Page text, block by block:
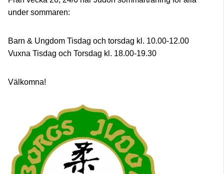
under sommaren:
Barn & Ungdom Tisdag och torsdag kl. 10.00-12.00
Vuxna Tisdag och Torsdag kl. 18.00-19.30
Välkomna!